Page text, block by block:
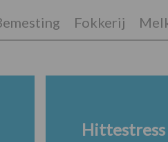
Fokkerij
Hittestress